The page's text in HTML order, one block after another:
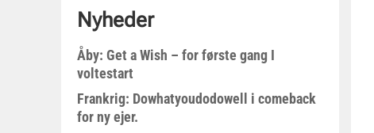
Nyheder
Åby: Get a Wish – for første gang I
voltestart
Frankrig: Dowhatyoudodowell i comeback
for ny ejer.